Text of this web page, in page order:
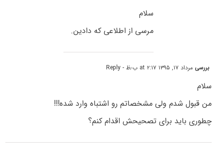
سلام
مرسی از اطلاعی که دادین.
بررسی مرداد ۱۷, ۱۳۹۵ at ۲:۱۷ ب٫ظ - Reply
سلام
من قبول شدم ولی مشخصاتم رو اشتباه وارد شده!!!
چطوری باید برای تصحیحش اقدام کنم؟